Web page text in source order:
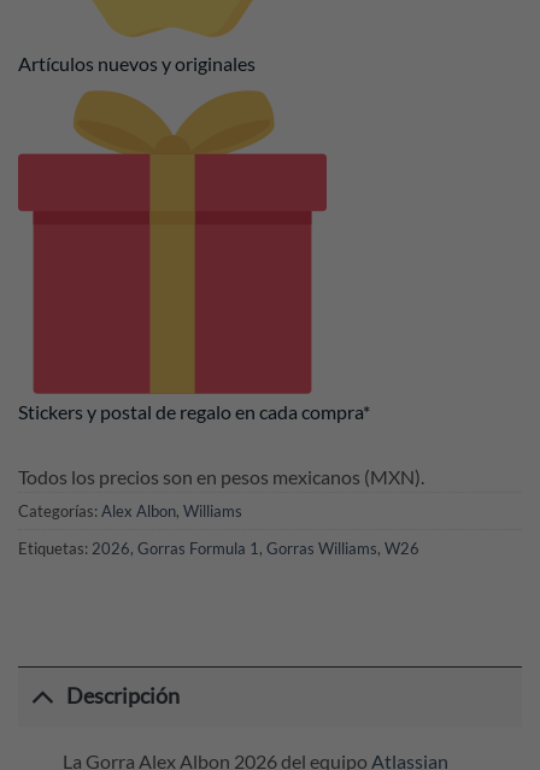
Artículos nuevos y originales
Stickers y postal de regalo en cada compra*
Todos los precios son en pesos mexicanos (MXN).
Categorías: Alex Albon, Williams
Etiquetas: 2026, Gorras Formula 1 , Gorras Williams, W26
Descripción
La Gorra Alex Albon 2026 del equipo Atlassian